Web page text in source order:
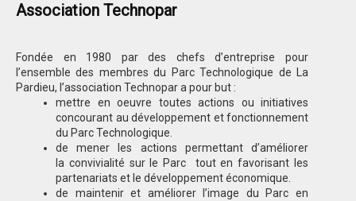
Association Technopar
Fondée en 1980 par des chefs d’entreprise pour
l’ensemble des membres du Parc Technologique de La
Pardieu, l’association Technopar a pour but :
mettre en oeuvre toutes actions ou initiatives
concourant au développement et fonctionnement
du Parc Technologique.
de mener les actions permettant d’améliorer
la convivialité sur le Parc tout en favorisant les
partenariats et le développement économique.
de maintenir et améliorer l’image du Parc en